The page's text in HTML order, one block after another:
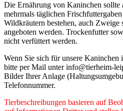
Die Ernährung von Kaninchen sollte
mehrmals täglichen
Wildkräutern bestehen, auch Zweige
angeboten werden. Trockenfutter
nicht verfüttert werden.
Wenn Sie sich für unsere Kaninchen
bitte per Mail unter info@tierheim-
Bilder Ihrer Anlage
Telefonnummer.
Tierbeschreibungen basieren auf